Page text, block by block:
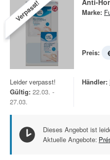
Verpasst! Anti-
Marke:
Preis:
Leider verpasst!
Gültig: 22.03. -
27.03.
Händler:
Dieses Angebot ist
Aktuelle Angebote: